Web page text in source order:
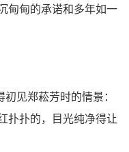
甸甸的承诺和多年如一
见郑菘芳时的情景：
扑扑的，目光纯净得让